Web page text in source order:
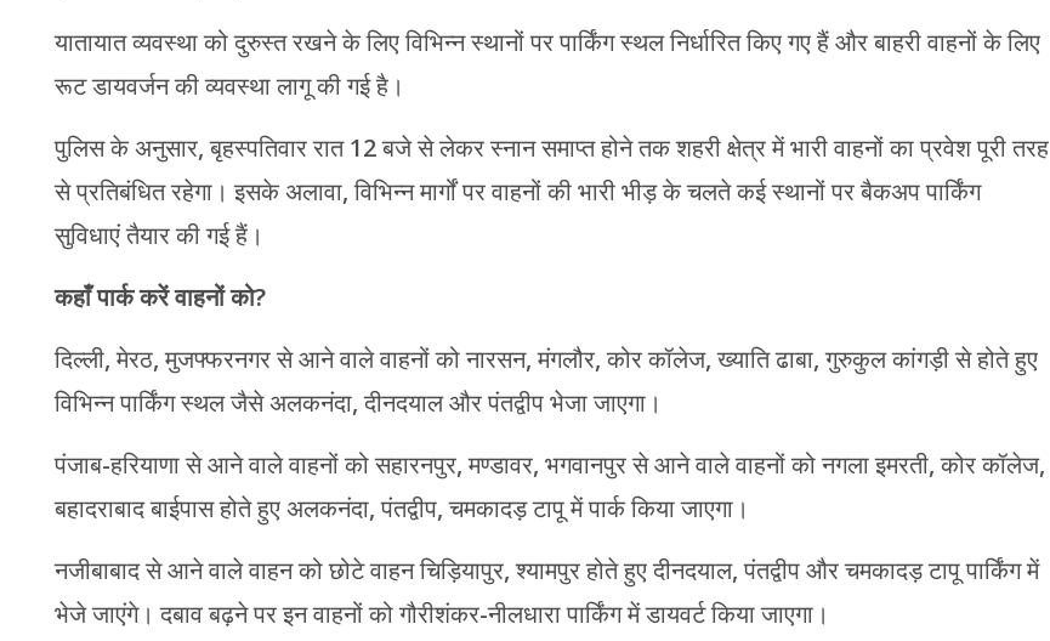
यातायात व्यवस्था को दुरुस्त रखने के लिए विभिन्न स्थानों पर पार्किंग स्थल निर्धारित किए गए हैं और बाहरी वाहनों के लिए
रूट डायवर्जन की व्यवस्था लागू की गई है।
पुलिस के अनुसार, बृहस्पतिवार रात 12 बजे से लेकर स्नान समाप्त होने तक शहरी क्षेत्र में भारी वाहनों का प्रवेश पूरी तरह
से प्रतिबंधित रहेगा। इसके अलावा, विभिन्न मार्गों पर वाहनों की भारी भीड़ के चलते कई स्थानों पर बैकअप पार्किंग
सुविधाएं तैयार की गई हैं।
कहाँ पार्क करें वाहनों को?
दिल्ली, मेरठ, मुजफ्फरनगर से आने वाले वाहनों को नारसन, मंगलौर, कोर कॉलेज, ख्याति ढाबा, गुरुकुल कांगड़ी से होते हुए
विभिन्न पार्किंग स्थल जैसे अलकनंदा, दीनदयाल और पंतद्वीप भेजा जाएगा।
पंजाब-हरियाणा से आने वाले वाहनों को सहारनपुर, मण्डावर, भगवानपुर से आने वाले वाहनों को नगला इमरती, कोर कॉलेज,
बहादराबाद बाईपास होते हुए अलकनंदा, पंतद्वीप, चमकादड़ टापू में पार्क किया जाएगा।
नजीबाबाद से आने वाले वाहन को छोटे वाहन चिड़ियापुर, श्यामपुर होते हुए दीनदयाल, पंतद्वीप और चमकादड़ टापू पार्किंग में
भेजे जाएंगे। दबाव बढ़ने पर इन वाहनों को गौरीशंकर-नीलधारा पार्किंग में डायवर्ट किया जाएगा।